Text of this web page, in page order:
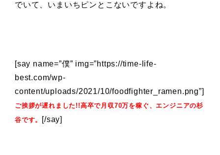
でいて、いまいちピンとこないですよね。
[say name=”僕” img=”https://time-life-
best.com/wp-
content/uploads/2021/10/foodfighter_ramen.png”]
ご挨拶が遅れました!!高卒で月収70万を稼ぐ、エンジニアの杉
谷です。
[/say]